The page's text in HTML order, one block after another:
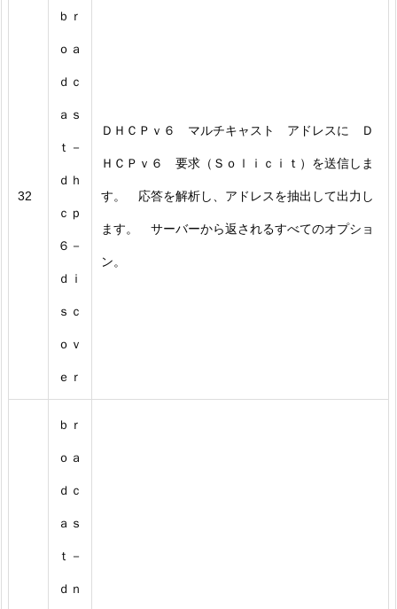
32
ｂｒ
ｏａ
ｄｃ
ａｓ
ｔ－
ｄｈ
ｃｐ
６－
ｄｉ
ｓｃ
ｏｖ
ｅｒ
ＤＨＣＰｖ６ マルチキャスト アドレスに Ｄ
ＨＣＰｖ６ 要求（Ｓｏｌｉｃｉｔ）を送信しま
す。 応答を解析し、アドレスを抽出して出力し
ます。 サーバーから返されるすべてのオプショ
ン。
ｂｒ
ｏａ
ｄｃ
ａｓ
ｔ－
ｄｎ